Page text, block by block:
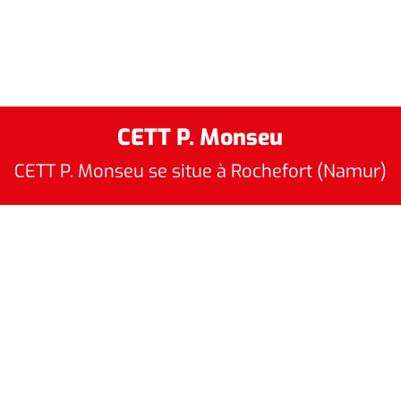
CETT P. Monseu
CETT P. Monseu se situe à Rochefort (Namur)